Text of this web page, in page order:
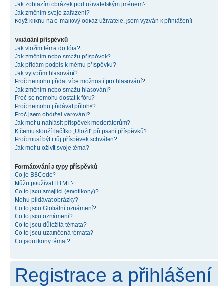
Jak zobrazím obrázek pod uživatelským jménem?
Jak změním svoje zařazení?
Když kliknu na e-mailový odkaz uživatele, jsem vyzván k přihlášení!
Vkládání příspěvků
Jak vložím téma do fóra?
Jak změním nebo smažu příspěvek?
Jak přidám podpis k mému příspěvku?
Jak vytvořím hlasování?
Proč nemohu přidat více možností pro hlasování?
Jak změním nebo smažu hlasování?
Proč se nemohu dostat k fóru?
Proč nemohu přidávat přílohy?
Proč jsem obdržel varování?
Jak mohu nahlásit příspěvek moderátorům?
K čemu slouží tlačítko „Uložit“ při psaní příspěvků?
Proč musí být můj příspěvek schválen?
Jak mohu oživit svoje téma?
Formátování a typy příspěvků
Co je BBCode?
Můžu používat HTML?
Co to jsou smajlíci (emotikony)?
Mohu přidávat obrázky?
Co to jsou Globální oznámení?
Co to jsou oznámení?
Co to jsou důležitá témata?
Co to jsou uzamčená témata?
Co jsou ikony témat?
Registrace a přihlášení